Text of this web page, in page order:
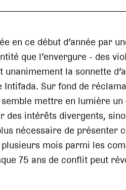
en ce début d’année par
que l’envergure - des
la sonnette
Sur fond de
mettre en lumière
des intérêts divergents,
nécessaire de présenter
mois parmi les
75 ans de conflit peut